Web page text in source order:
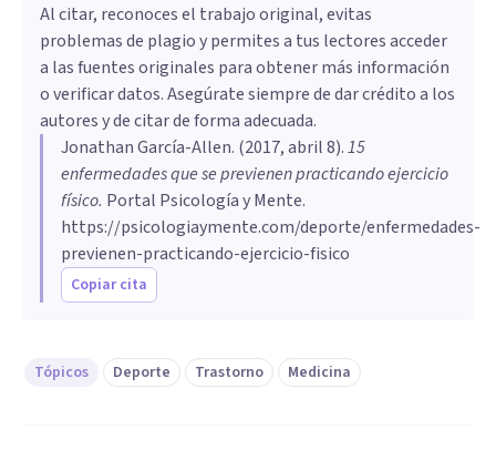
Al citar, reconoces el trabajo original, evitas
problemas de plagio y permites a tus lectores acceder
a las fuentes originales para obtener más información
o verificar datos. Asegúrate siempre de dar crédito a los
autores y de citar de forma adecuada.
Jonathan García-Allen. (2017, abril 8).​15
enfermedades que se previenen practicando ejercicio
físico. Portal Psicología y Mente.
https://psicologiaymente.com/deporte/enfermedades-
previenen-practicando-ejercicio-fisico
Copiar cita
Tópicos Deporte Trastorno Medicina